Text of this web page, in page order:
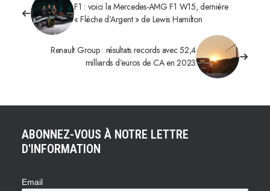
F1 : voici la Mercedes-AMG F1 W15, dernière
« Flèche d’Argent » de Lewis Hamilton
Renault Group : résultats records avec 52,4
milliards d’euros de CA en 2023
ABONNEZ-VOUS À NOTRE LETTRE
D'INFORMATION
Email